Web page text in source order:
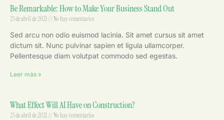
Be Remarkable: How to Make Your Business Stand Out
23 de abril de 2021 No hay comentarios
Sed arcu non odio euismod lacinia. Sit amet cursus sit amet
dictum sit. Nunc pulvinar sapien et ligula ullamcorper.
Pellentesque diam volutpat commodo sed egestas.
Leer más »
What Effect Will AI Have on Construction?
23 de abril de 2021 No hay comentarios